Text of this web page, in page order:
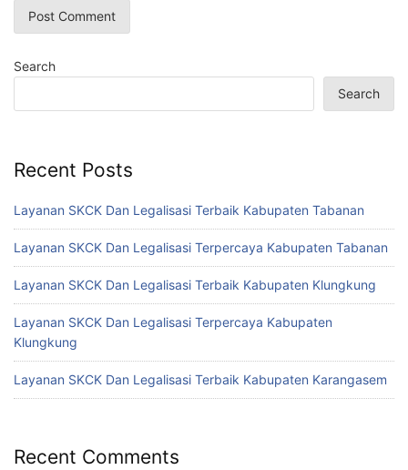
Search
Search
Recent Posts
Layanan SKCK Dan Legalisasi Terbaik Kabupaten Tabanan
Layanan SKCK Dan Legalisasi Terpercaya Kabupaten Tabanan
Layanan SKCK Dan Legalisasi Terbaik Kabupaten Klungkung
Layanan SKCK Dan Legalisasi Terpercaya Kabupaten
Klungkung
Layanan SKCK Dan Legalisasi Terbaik Kabupaten Karangasem
Recent Comments